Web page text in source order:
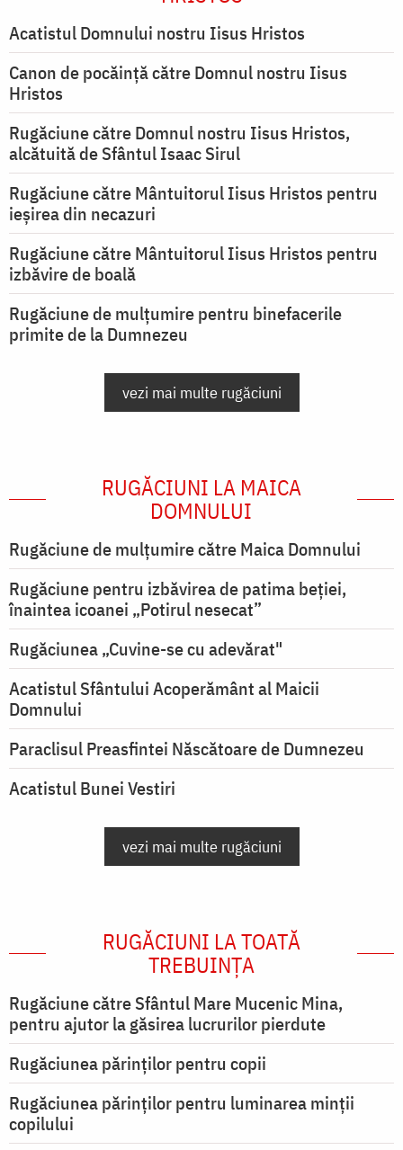
Acatistul Domnului nostru Iisus Hristos
Canon de pocăință către Domnul nostru Iisus
Hristos
Rugăciune către Domnul nostru Iisus Hristos,
alcătuită de Sfântul Isaac Sirul
Rugăciune către Mântuitorul Iisus Hristos pentru
ieşirea din necazuri
Rugăciune către Mântuitorul Iisus Hristos pentru
izbăvire de boală
Rugăciune de mulțumire pentru binefacerile
primite de la Dumnezeu
vezi mai multe rugăciuni
RUGĂCIUNI LA MAICA
DOMNULUI
Rugăciune de mulţumire către Maica Domnului
Rugăciune pentru izbăvirea de patima beției,
înaintea icoanei „Potirul nesecat”
Rugăciunea „Cuvine-se cu adevărat"
Acatistul Sfântului Acoperământ al Maicii
Domnului
Paraclisul Preasfintei Născătoare de Dumnezeu
Acatistul Bunei Vestiri
vezi mai multe rugăciuni
RUGĂCIUNI LA TOATĂ
TREBUINȚA
Rugăciune către Sfântul Mare Mucenic Mina,
pentru ajutor la găsirea lucrurilor pierdute
Rugăciunea părinților pentru copii
Rugăciunea părinților pentru luminarea minţii
copilului